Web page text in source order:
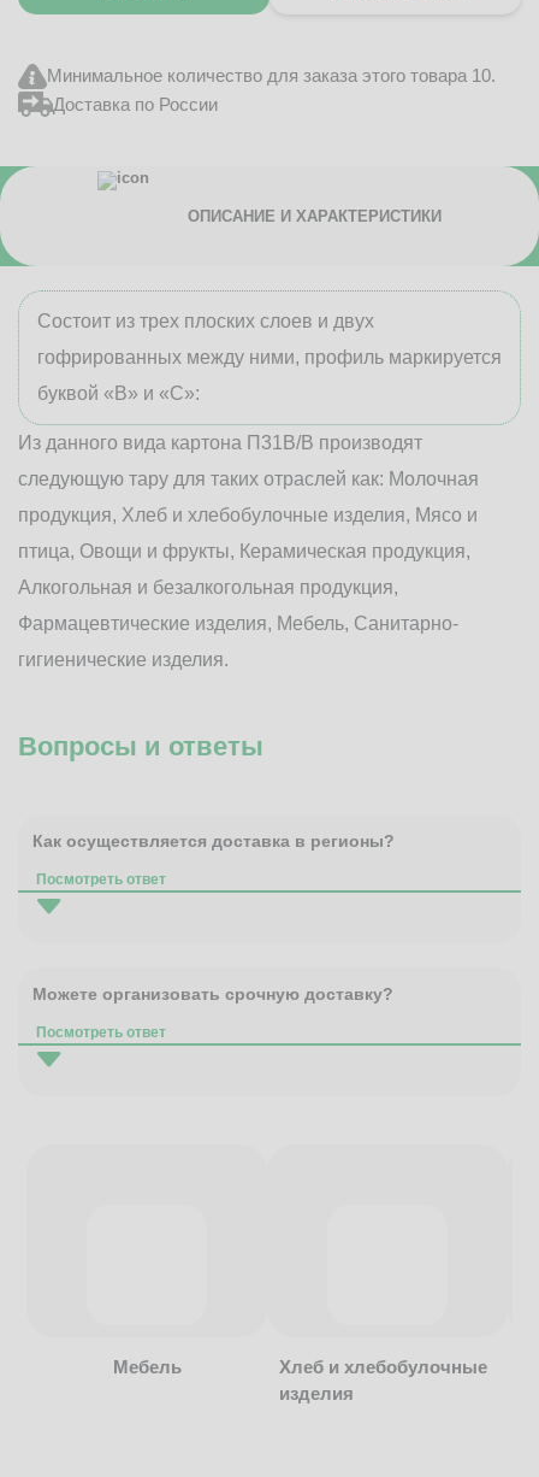
Минимальное количество для заказа этого товара 10.
Доставка по России
ОПИСАНИЕ И ХАРАКТЕРИСТИКИ
Состоит из трех плоских слоев и двух
гофрированных между ними, профиль маркируется
буквой «В» и «С»:
Из данного вида картона П31В/B производят
следующую тару для таких отраслей как: Молочная
продукция, Хлеб и хлебобулочные изделия, Мясо и
птица, Овощи и фрукты, Керамическая продукция,
Алкогольная и безалкогольная продукция,
Фармацевтические изделия, Мебель, Санитарно-
гигиенические изделия.
Вопросы и ответы
Как осуществляется доставка в регионы?
Посмотреть ответ
Можете организовать срочную доставку?
Посмотреть ответ
Мебель
Хлеб и хлебобулочные
изделия